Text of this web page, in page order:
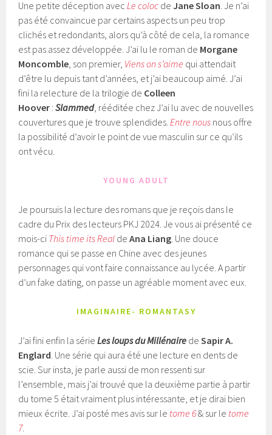
Une petite déception avecLe coloc deJane Sloan. Je n’ai
pas été convaincue par certains aspects un peu trop
clichés et redondants, alors qu’à côté de cela, la romance
est pas assez développée. J’ai lu le roman de Morgane
Moncomble, son premier, Viens on s’aime qui attendait
d’être lu depuis tant d’années, et j’ai beaucoup aimé. J’ai
fini la relecture de la trilogie de Colleen
Hoover :Slammed, rééditée chez J’ai lu avec de nouvelles
couvertures que je trouve splendides.Entre nous nous offre
la possibilité d’avoir le point de vue masculin sur ce qu’ils
ont vécu.
YOUNG ADULT
Je poursuis la lecture des romans que je reçois dans le
cadre du Prix des lecteurs PKJ 2024. Je vous ai présenté ce
mois-ci This time its Real deAna Liang. Une douce
romance qui se passe en Chine avec des jeunes
personnages qui vont faire connaissance au lycée. A partir
d’un fake dating, on passe un agréable moment avec eux.
IMAGINAIRE- ROMANTASY
J’ai fini enfin la sérieLes loups du Millénaire deSapir A.
Englard. Une série qui aura été une lecture en dents de
scie. Sur insta, je parle aussi de mon ressenti sur
l’ensemble, mais j’ai trouvé que la deuxième partie à partir
du tome 5 était vraiment plus intéressante, et je dirai bien
mieux écrite. J’ai posté mes avis sur le tome 6& sur le tome
7.